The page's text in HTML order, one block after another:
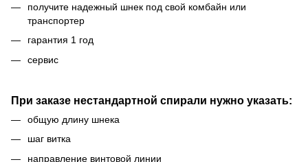
получите надежный шнек под свой комбайн или
транспортер
гарантия 1 год
сервис
При заказе нестандартной спирали нужно указать:
общую длину шнека
шаг витка
направление винтовой линии